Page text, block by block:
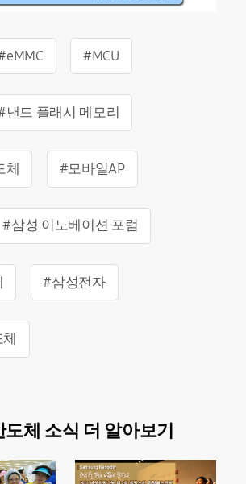
#MCU
낸드 플래시 메모리
체 #모바일AP
#삼성 이노베이션 포럼
#삼성전자
체 소식 더 알아보기